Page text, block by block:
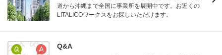
道から沖縄まで全国に事業所を展開中です。お近くの
LITALICOワークスをお探しいただけます。
Q&A